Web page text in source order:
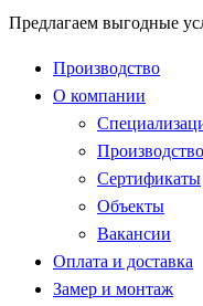
Предлагаем выгодные
Производство
О компании
Производство
Сертификаты
Объекты
Вакансии
Оплата и доставка
Замер и монтаж